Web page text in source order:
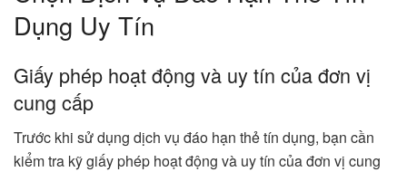
Dụng Uy Tín
Giấy phép hoạt động và uy tín của đơn vị
cung cấp
Trước khi sử dụng dịch vụ đáo hạn thẻ tín dụng, bạn cần
kiểm tra kỹ giấy phép hoạt động và uy tín của đơn vị cung